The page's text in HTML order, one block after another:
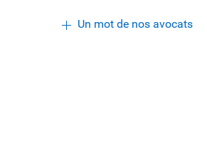
Un mot de nos avocats